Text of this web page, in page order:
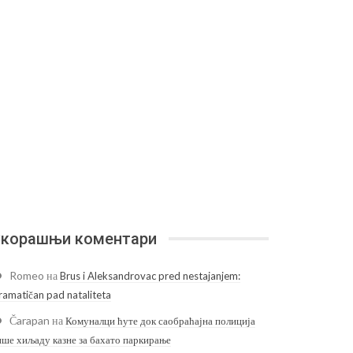
коментари
Romeo наBrus i Aleksandrovac pred nestajanjem:
pad nataliteta
Čarapan наКомуналци ћуте док саобраћајна полиција
хиљаду казне за бахато паркирање